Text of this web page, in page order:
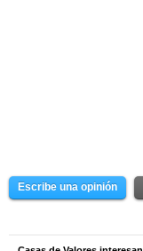
Escribe una opinión